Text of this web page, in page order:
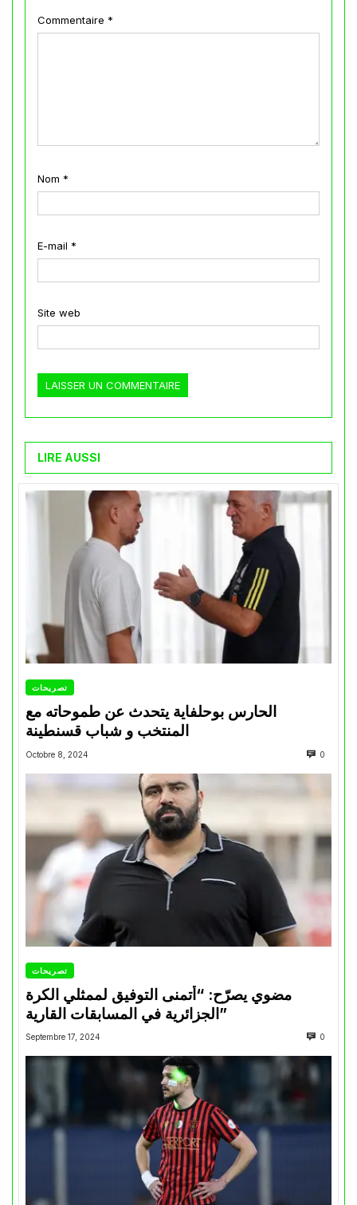
Commentaire *
Nom *
E-mail *
Site web
LIRE AUSSI
تصريحات
الحارس بوحلفاية يتحدث عن طموحاته مع
المنتخب و شباب قسنطينة
Octobre 8, 2024 0
تصريحات
مضوي يصرّح: “أتمنى التوفيق لممثلي الكرة
الجزائرية في المسابقات القارية”
Septembre 17, 2024 0